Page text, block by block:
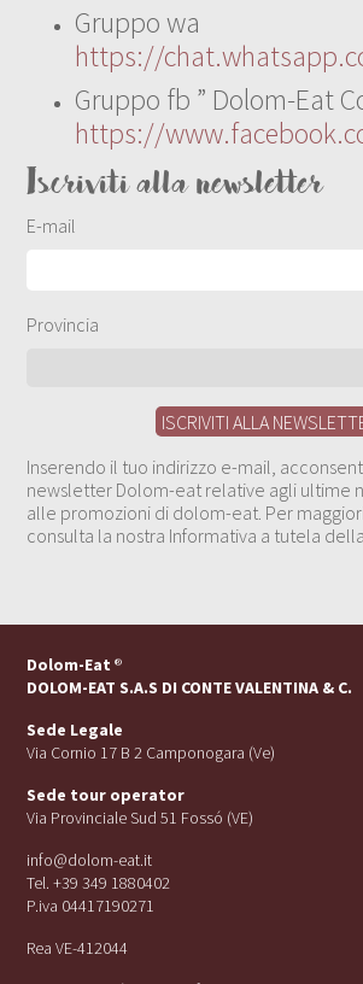
Gruppo wa
https://
Gruppo fb ” Dolom-Eat
https://
Iscriviti alla newsletter
E-mail
Provincia
Inserendo il tuo indirizzo e-mail,
newsletter Dolom-eat relative agli ultime
alle promozioni di dolom-eat. Per
consulta la nostra Informativa a tutela
Dolom-Eat ®
DOLOM-EAT S.A.S DI CONTE VALENTINA & C.
Sede Legale
Via Cornio 17 B 2 Camponogara (Ve)
Sede tour operator
Via Provinciale Sud 51 Fossó (VE)
info@dolom-eat.it
Tel. +39 349 1880402
P.iva 04417190271
Rea VE-412044